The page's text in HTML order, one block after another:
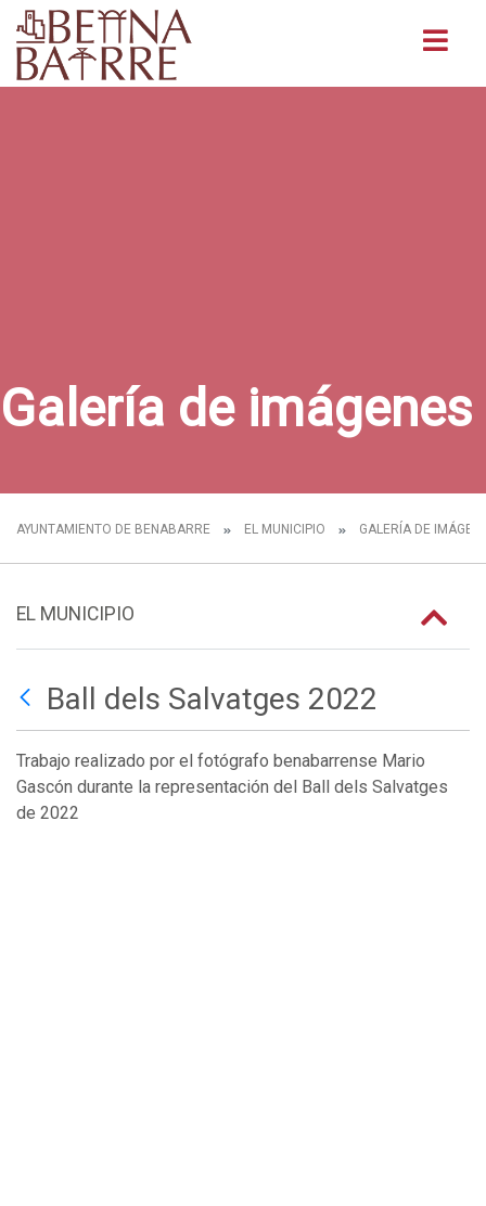
Galería de imágenes
AYUNTAMIENTO DE BENABARRE EL MUNICIPIO GALERÍA DE
EL MUNICIPIO
Ball dels Salvatges 2022
Trabajo realizado por el fotógrafo benabarrense Mario
Gascón durante la representación del Ball dels Salvatges
de 2022